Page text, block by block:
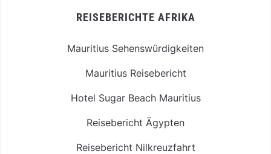
REISEBERICHTE AFRIKA
Mauritius Sehenswürdigkeiten
Mauritius Reisebericht
Hotel Sugar Beach Mauritius
Reisebericht Ägypten
Reisebericht Nilkreuzfahrt